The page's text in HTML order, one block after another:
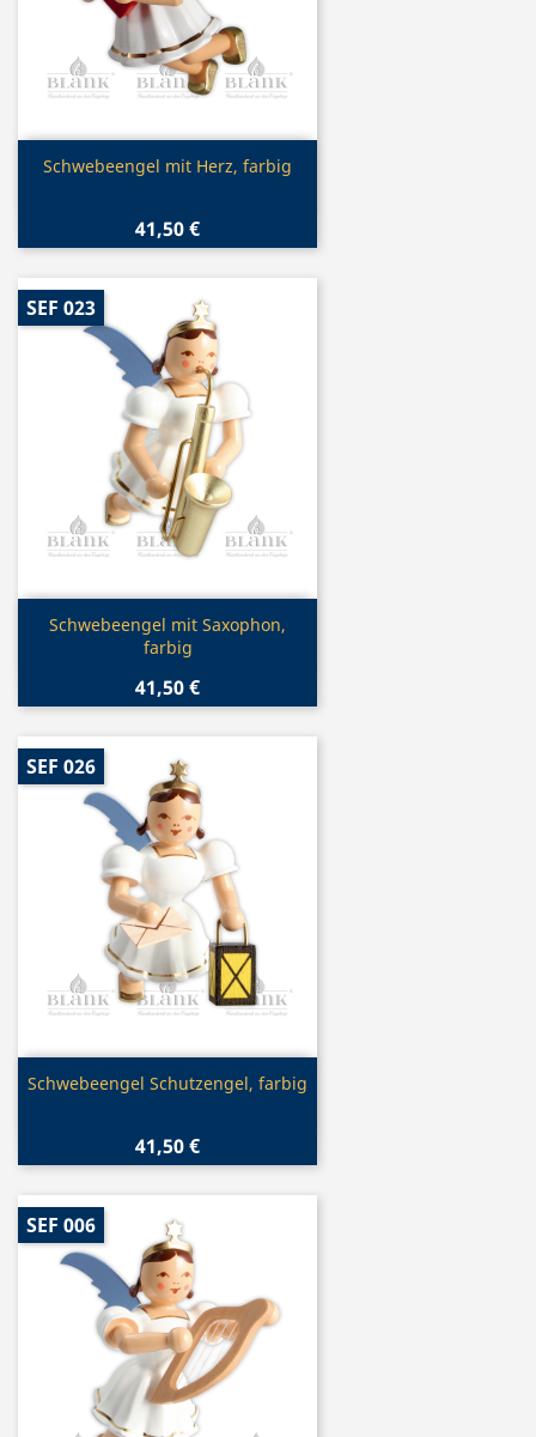
Vorschau
Schwebeengel mit Herz, farbig
41,50 €
Vorschau
Schwebeengel mit Saxophon,
farbig
41,50 €
SEF 023
Vorschau
Schwebeengel Schutzengel, farbig
41,50 €
SEF 026
SEF 006